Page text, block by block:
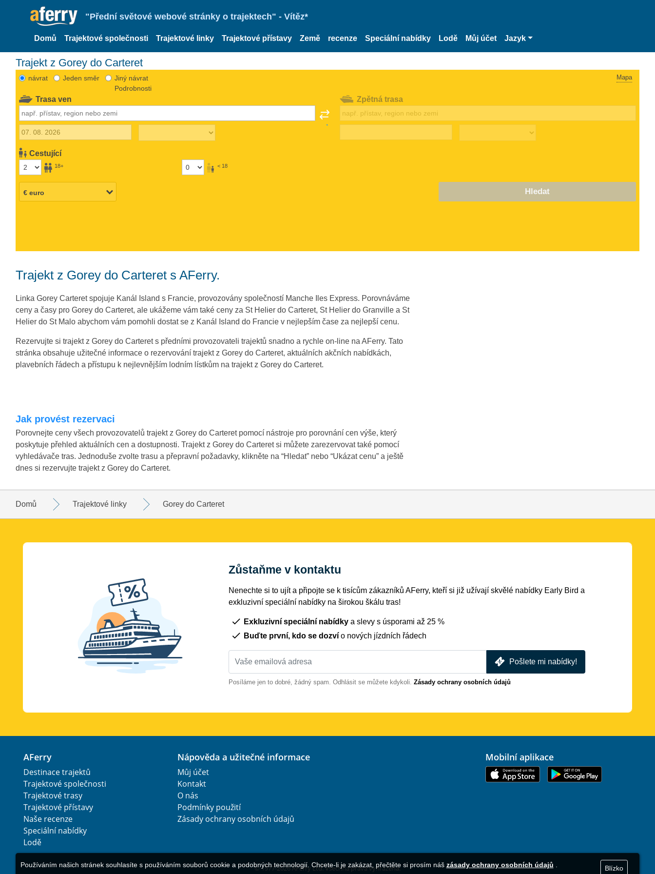
"Přední světové webové stránky o trajektech" - Vítěz*
Domů Trajektové společnosti Trajektové linky Trajektové přístavy Země recenze Speciální nabídky Lodě Můj účet Jazyk
Trajekt z Gorey do Carteret
návrat Jeden směr
Jiný návrat
Podrobnosti
Mapa
Trasa ven
Cestující
18+ < 18
Zpětná trasa
Hledat
Trajekt z Gorey do Carteret s AFerry.
Linka Gorey Carteret spojuje Kanál Island s Francie, provozovány společností Manche Iles Express. Porovnáváme
ceny a časy pro Gorey do Carteret, ale ukážeme vám také ceny za St Helier do Carteret, St Helier do Granville a St
Helier do St Malo abychom vám pomohli dostat se z Kanál Island do Francie v nejlepším čase za nejlepší cenu.
Rezervujte si trajekt z Gorey do Carteret s předními provozovateli trajektů snadno a rychle on-line na AFerry. Tato
stránka obsahuje užitečné informace o rezervování trajekt z Gorey do Carteret, aktuálních akčních nabídkách,
plavebních řádech a přístupu k nejlevnějším lodním lístkům na trajekt z Gorey do Carteret.
Jak provést rezervaci
Porovnejte ceny všech provozovatelů trajekt z Gorey do Carteret pomocí nástroje pro porovnání cen výše, který
poskytuje přehled aktuálních cen a dostupnosti. Trajekt z Gorey do Carteret si můžete zarezervovat také pomocí
vyhledávače tras. Jednoduše zvolte trasu a přepravní požadavky, klikněte na “Hledat” nebo “Ukázat cenu” a ještě
dnes si rezervujte trajekt z Gorey do Carteret.
Domů Trajektové linky Gorey do Carteret
Zůstaňme v kontaktu
Nenechte si to ujít a připojte se k tisícům zákazníků AFerry, kteří si již užívají skvělé nabídky Early Bird a
exkluzivní speciální nabídky na širokou škálu tras!
Exkluzivní speciální nabídky a slevy s úsporami až 25 %
Buďte první, kdo se dozví o nových jízdních řádech
Pošlete mi nabídky!
Posíláme jen to dobré, žádný spam. Odhlásit se můžete kdykoli. Zásady ochrany osobních údajů
AFerry
Destinace trajektů
Trajektové společnosti
Trajektové trasy
Trajektové přístavy
Naše recenze
Speciální nabídky
Lodě
Nápověda a užitečné informace
Můj účet
Kontakt
O nás
Podmínky použití
Zásady ochrany osobních údajů
Mobilní aplikace
© 1977-2026AFerry Ltd. Všechna práva vyhrazena.
Používáním našich stránek souhlasíte s používáním souborů cookie a podobných technologií. Chcete-li je zakázat, přečtěte si prosím náš zásady ochrany osobních údajů . Blízko